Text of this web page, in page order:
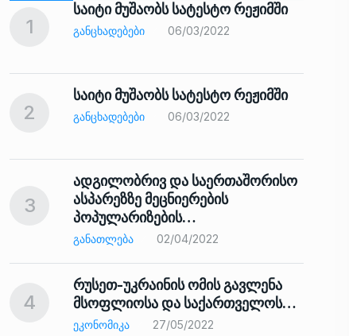
1
საიტი მუშაობს სატესტო რეჟიმში
ᲒᲐᲜᲪᲮᲐᲓᲔᲑᲔᲑᲘ 06/03/2022
2
საიტი მუშაობს სატესტო რეჟიმში
ᲒᲐᲜᲪᲮᲐᲓᲔᲑᲔᲑᲘ 06/03/2022
3
ადგილობრივ და საერთაშორისო
ასპარეზზე მეცნიერების
პოპულარიზების…
ᲒᲐᲜᲐᲗᲚᲔᲑᲐ 02/04/2022
4
რუსეთ-უკრაინის ომის გავლენა
მსოფლიოსა და საქართველოს…
ᲔᲙᲝᲜᲝᲛᲘᲙᲐ 27/05/2022